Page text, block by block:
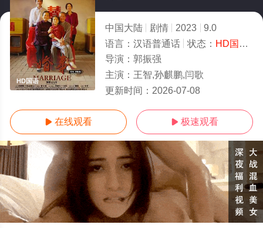
HD国语
中国大陆 剧情 2023
9.0
语言： 汉语普通话 状态： HD国语/高清
导演： 郭振强
主演： 王智,孙麒鹏,闫歌
更新时间： 2026-07-08
 在线观看  极速观看